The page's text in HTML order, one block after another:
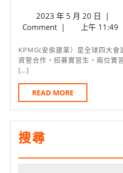
過
免
英
文
必
修
2023 年 5 月 20 日 2023
年
月
20
|
Comment | 上午 11:49
KPMG(安侯建業）是全球四大會計事務所，去年首次與銘傳
資管合作，招募實習生，兩位實
[…]
READ MORE
MORE
搜尋